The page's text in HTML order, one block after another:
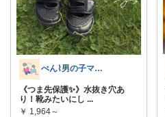
ぺん⌇男の子ママの暮らしと推し
《つま先保護✨》水抜き穴あ
り！靴みたいにし ...
￥ 1,964～